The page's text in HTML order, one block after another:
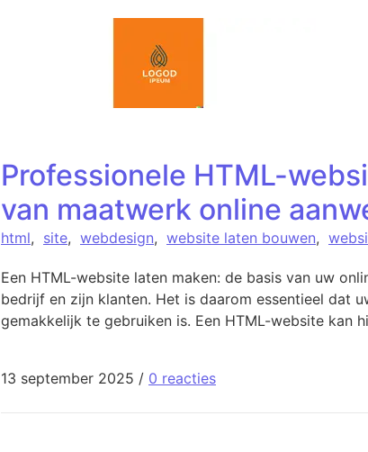
Professionele HTML-
van maatwerk online
html, site, webdesign, website laten bouwen,
Een HTML-website laten maken: de basis van uw
bedrijf en zijn klanten. Het is daarom essentieel dat
gemakkelijk te gebruiken is. Een HTML-website kan
13 september 2025 / 0 reacties